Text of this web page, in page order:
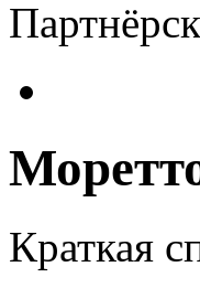
Краткая